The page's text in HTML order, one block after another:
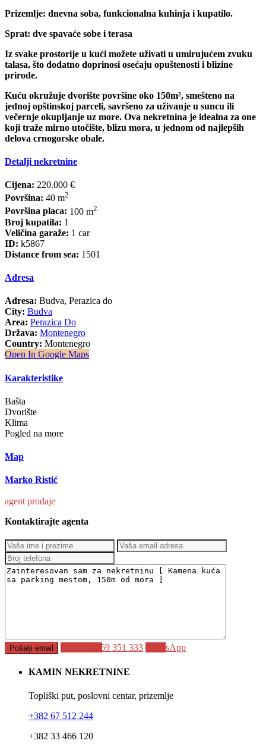
Prizemlje: dnevna soba, funkcionalna kuhinja i kupatilo.
Sprat: dve spavaće sobe i terasa
Iz svake prostorije u kući možete uživati u umirujućem zvuku
talasa, što dodatno doprinosi osećaju opuštenosti i blizine
prirode.
Kuću okružuje dvorište površine oko 150m², smešteno na
jednoj opštinskoj parceli, savršeno za uživanje u suncu ili
večernje okupljanje uz more. Ova nekretnina je idealna za one
koji traže mirno utočište, blizu mora, u jednom od najlepših
delova crnogorske obale.
Detalji nekretnine
Cijena: 220.000 €
Površina: 40 m2
Površina placa: 100 m2
Broj kupatila: 1
Veličina garaže: 1 car
ID: k5867
Distance from sea: 1501
Adresa
Adresa: Budva, Perazica do
City: Budva
Area: Perazica Do
Država: Montenegro
Country: Montenegro
Open In Google Maps
Karakteristike
Bašta
Dvorište
Klima
Pogled na more
Map
Marko Ristić
agent prodaje
Kontaktirajte agenta
+382 69 351 333 WhatsApp
KAMIN NEKRETNINE
Topliški put, poslovni centar, prizemlje
+382 67 512 244
+382 33 466 120